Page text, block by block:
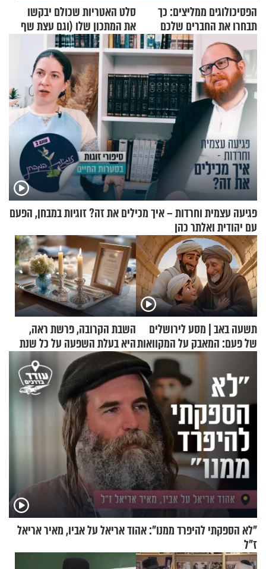
הפסיכולוגים ממליצים: כך
תבחרו את החברים שלכם
סלט האטריות שכולם יבקשו
את המתכון שלו (וגם עצת שף
להגשת הרוטב)
פגיעה עצמית וחרדות – איך מכילים את זה? זוגיות במבחן, הפעם
עם יהודית ואלתר כהן
תשעה באב | מסע לירושלים
של פעם: המאבק על המקוואות
השבת הקרובה, פרשת ראה,
היא בעלת השפעה על כל שנת
תשפ"ז
"לא הספקתי להיפרד ממנו": אהוד אריאל על אביו, מאיר אריאל
ז"ל